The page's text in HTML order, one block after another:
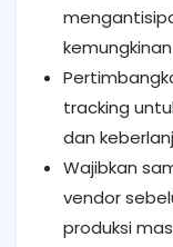
tracking
dan
Wajibkan
vendor
produksi